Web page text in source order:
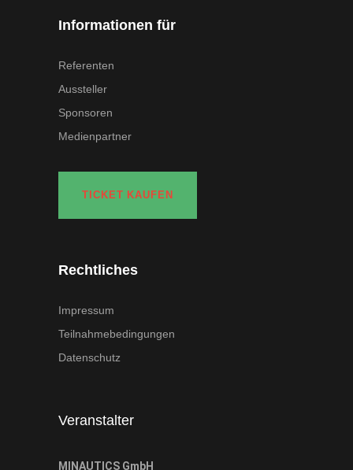
Informationen für
Referenten
Aussteller
Sponsoren
Medienpartner
TICKET KAUFEN
Rechtliches
Impressum
Teilnahmebedingungen
Datenschutz
Veranstalter
MINAUTICS GmbH